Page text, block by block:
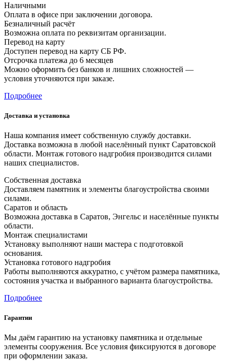
Наличными
Оплата в офисе при заключении договора.
Безналичный расчёт
Возможна оплата по реквизитам организации.
Перевод на карту
Доступен перевод на карту СБ РФ.
Отсрочка платежа до 6 месяцев
Можно оформить без банков и лишних сложностей —
условия уточняются при заказе.
Подробнее
Доставка и установка
Наша компания имеет собственную службу доставки.
Доставка возможна в любой населённый пункт Саратовской
области. Монтаж готового надгробия производится силами
наших специалистов.
Собственная доставка
Доставляем памятник и элементы благоустройства своими
силами.
Саратов и область
Возможна доставка в Саратов, Энгельс и населённые пункты
области.
Монтаж специалистами
Установку выполняют наши мастера с подготовкой
основания.
Установка готового надгробия
Работы выполняются аккуратно, с учётом размера памятника,
состояния участка и выбранного варианта благоустройства.
Подробнее
Гарантии
Мы даём гарантию на установку памятника и отдельные
элементы сооружения. Все условия фиксируются в договоре
при оформлении заказа.